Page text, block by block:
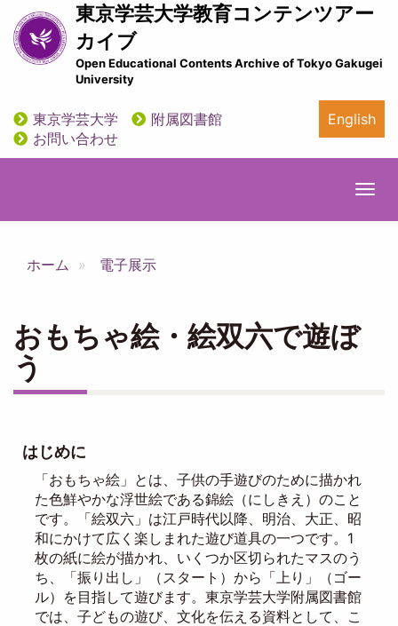
イ
ン
ン
ツ
東京学芸大学教育コンテンツアー
カイブ
Open Educational Contents Archive of Tokyo Gakugei
University
utility
東京学芸大学
附属図書館
お問い合わせ
English
ホーム 電子展示
おもちゃ絵・絵双六で遊ぼ
う
はじめに
「おもちゃ絵」とは、子供の手遊びのために描かれ
た色鮮やかな浮世絵である錦絵（にしきえ）のこと
です。「絵双六」は江戸時代以降、明治、大正、昭
和にかけて広く楽しまれた遊び道具の一つです。1
枚の紙に絵が描かれ、いくつか区切られたマスのう
ち、「振り出し」（スタート）から「上り」（ゴー
ル）を目指して遊びます。東京学芸大学附属図書館
では、子どもの遊び、文化を伝える資料として、こ